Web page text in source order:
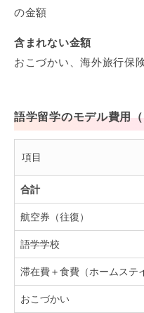
の金額
含まれない金額
おこづかい、海外旅行保
語学留学のモデル費用
項目
合計
航空券（往復）
語学学校
滞在費＋食費（ホームステ
おこづかい